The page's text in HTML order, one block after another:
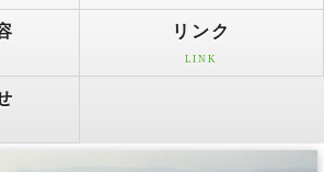
リンク
LINK